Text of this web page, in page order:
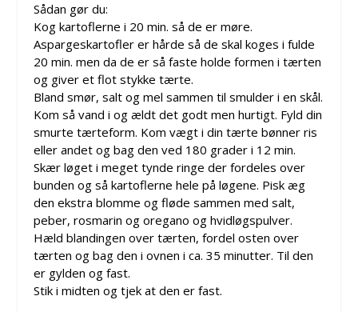
Sådan gør du:
Kog kartoflerne i 20 min. så de er møre.
Aspargeskartofler er hårde så de skal koges i fulde
20 min. men da de er så faste holde formen i tærten
og giver et flot stykke tærte.
Bland smør, salt og mel sammen til smulder i en skål.
Kom så vand i og ældt det godt men hurtigt. Fyld din
smurte tærteform. Kom vægt i din tærte bønner ris
eller andet og bag den ved 180 grader i 12 min.
Skær løget i meget tynde ringe der fordeles over
bunden og så kartoflerne hele på løgene. Pisk æg
den ekstra blomme og fløde sammen med salt,
peber, rosmarin og oregano og hvidløgspulver.
Hæld blandingen over tærten, fordel osten over
tærten og bag den i ovnen i ca. 35 minutter. Til den
er gylden og fast.
Stik i midten og tjek at den er fast.